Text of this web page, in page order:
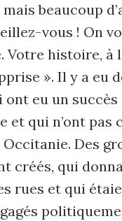
beaucoup
vous ! On
histoire, à
». Il y a eu
eu un succès
et qui n’ont pas
Des
créés, qui
rues et qui